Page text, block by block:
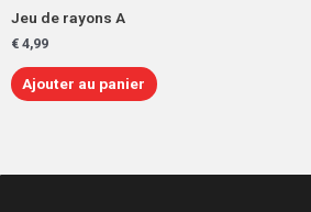
Jeu de rayons A
€ 4,99
Ajouter au panier